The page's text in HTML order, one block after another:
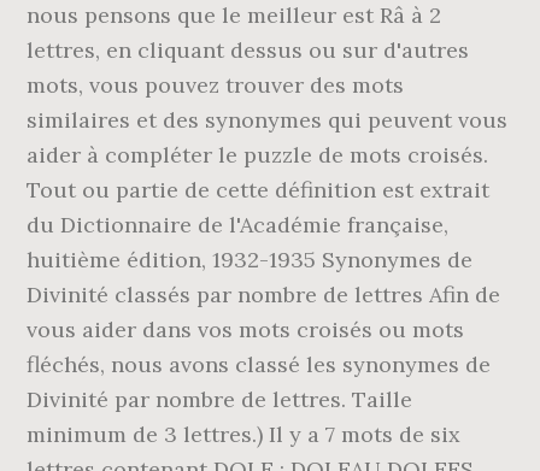
nous pensons que le meilleur est Râ à 2
lettres, en cliquant dessus ou sur d'autres
mots, vous pouvez trouver des mots
similaires et des synonymes qui peuvent vous
aider à compléter le puzzle de mots croisés.
Tout ou partie de cette définition est extrait
du Dictionnaire de l'Académie française,
huitième édition, 1932-1935 Synonymes de
Divinité classés par nombre de lettres Afin de
vous aider dans vos mots croisés ou mots
fléchés, nous avons classé les synonymes de
Divinité par nombre de lettres. Taille
minimum de 3 lettres.) Il y a 7 mots de six